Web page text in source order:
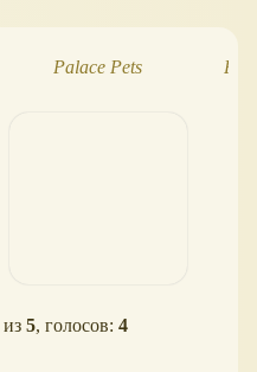
Palace Pets
из 5, голосов: 4